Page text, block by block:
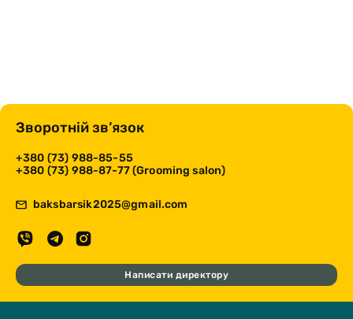
Зворотній зв’язок
+380 (73) 988-85-55
+380 (73) 988-87-77 (Grooming salon)
baksbarsik2025@gmail.com
Написати директору